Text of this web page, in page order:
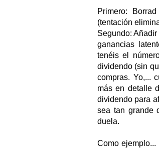
Primero:
(tentación
Segundo:
ganancias
tenéis el
dividendo (sin
compras. Yo,...
más en detalle
dividendo para
sea tan grande
duela.
Como